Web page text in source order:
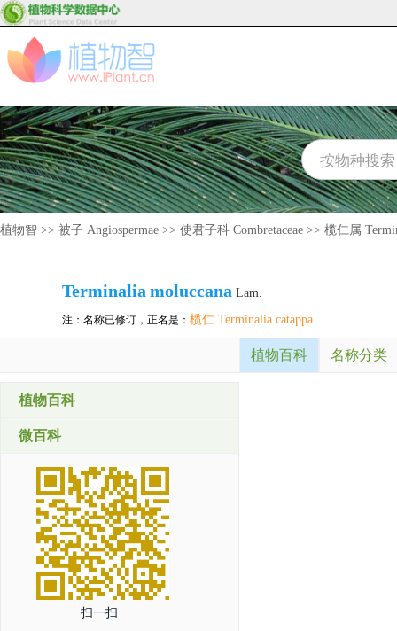
植物智 >> 被子 Angiospermae >> 使君子科 Combretaceae >> 榄仁属
Terminalia moluccana Lam.
注：名称已修订，正名是： 榄仁 Terminalia catappa
植物百科 名称分类
植物百科
微百科
扫一扫